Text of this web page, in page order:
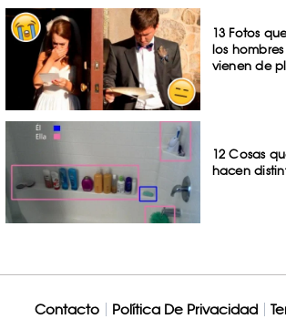
13 Fotos
los
vienen de
12 Cosas
hacen
Contacto Política De Privacidad